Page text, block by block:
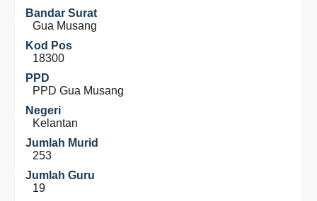
Bandar Surat
Gua Musang
Kod Pos
18300
PPD
PPD Gua Musang
Negeri
Kelantan
Jumlah Murid
253
Jumlah Guru
19